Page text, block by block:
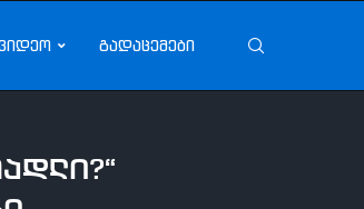
გადაცემები